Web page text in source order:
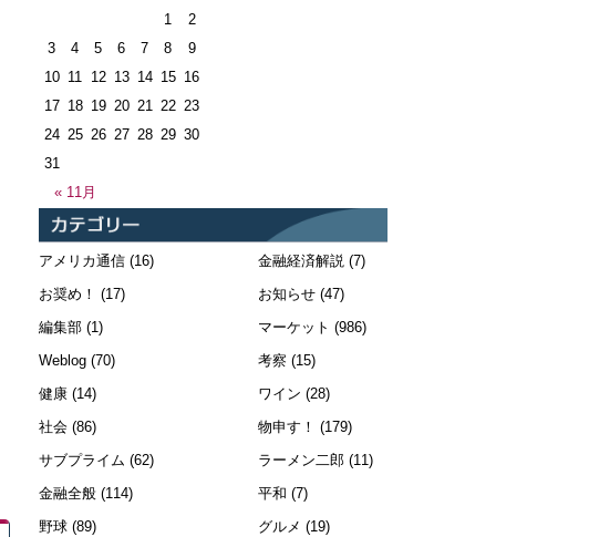
« 11月
1
2
3
4 5 6 7 8
9
10 11 12 13 14 15 16
17 18 19 20 21 22 23
24 25 26 27 28 29 30
31
アメリカ通信 (16)
お奨め！ (17)
編集部 (1)
Weblog (70)
健康 (14)
社会 (86)
サブプライム (62)
金融全般 (114)
野球 (89)
金融経済解説(7)
お知らせ(47)
マーケット (986)
考察 (15)
ワイン (28)
物申す！ (179)
ラーメン二郎(11)
平和 (7)
グルメ (19)